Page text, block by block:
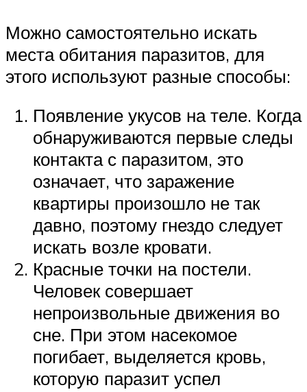
Можно самостоятельно искать
места обитания паразитов, для
этого используют разные способы:
Появление укусов на теле. Когда
обнаруживаются первые следы
контакта с паразитом, это
означает, что заражение
квартиры произошло не так
давно, поэтому гнездо следует
искать возле кровати.
Красные точки на постели.
Человек совершает
непроизвольные движения во
сне. При этом насекомое
погибает, выделяется кровь,
которую паразит успел